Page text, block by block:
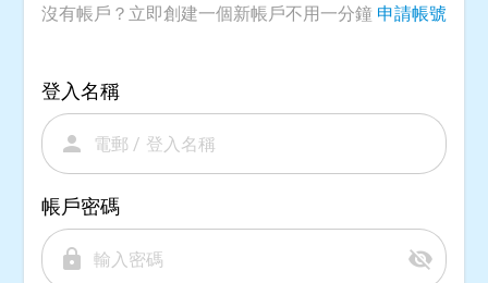
沒有帳戶？立即創建一個新帳戶不用一分鐘 申請帳號
登入名稱
person
帳戶密碼
lock visibility_off